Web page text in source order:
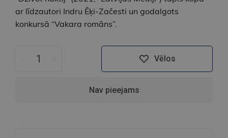
ar līdzautori Indru Ēķi-Začesti un godalgots
konkursā “Vakara romāns”.
Vēlos
Nav pieejams